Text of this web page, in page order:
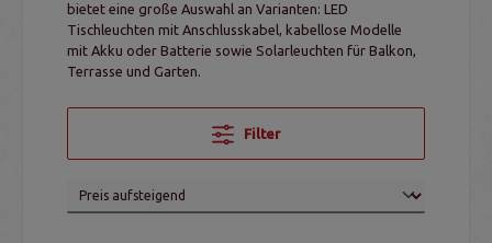
bietet eine große Auswahl an Varianten: LED
Tischleuchten mit Anschlusskabel, kabellose Modelle
mit Akku oder Batterie sowie Solarleuchten für Balkon,
Terrasse und Garten.
Filter